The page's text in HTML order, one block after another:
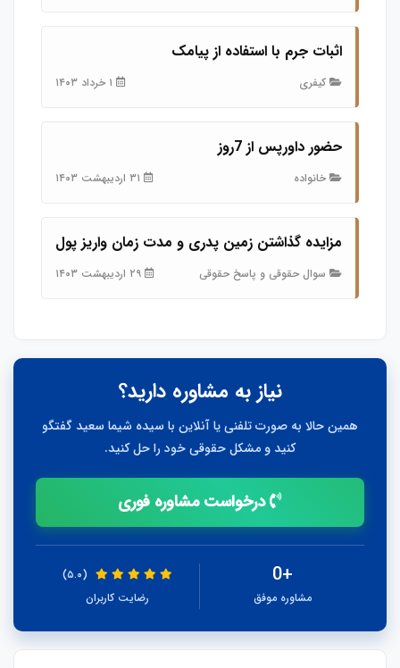
اثبات جرم با استفاده از پیامک
کیفری
حضور داورپس از 7روز
خانواده
مزایده گذاشتن زمین پدری و مدت زمان واریز پول
سوال حقوقی و پاسخ حقوقی
نیاز به مشاوره دارید؟
همین حالا به صورت تلفنی یا آنلاین با سیده شیما سعید گفتگو
کنید و مشکل حقوقی خود را حل کنید.
درخواست مشاوره فوری
+0
مشاوره موفق
(۵.۰)
رضایت کاربران